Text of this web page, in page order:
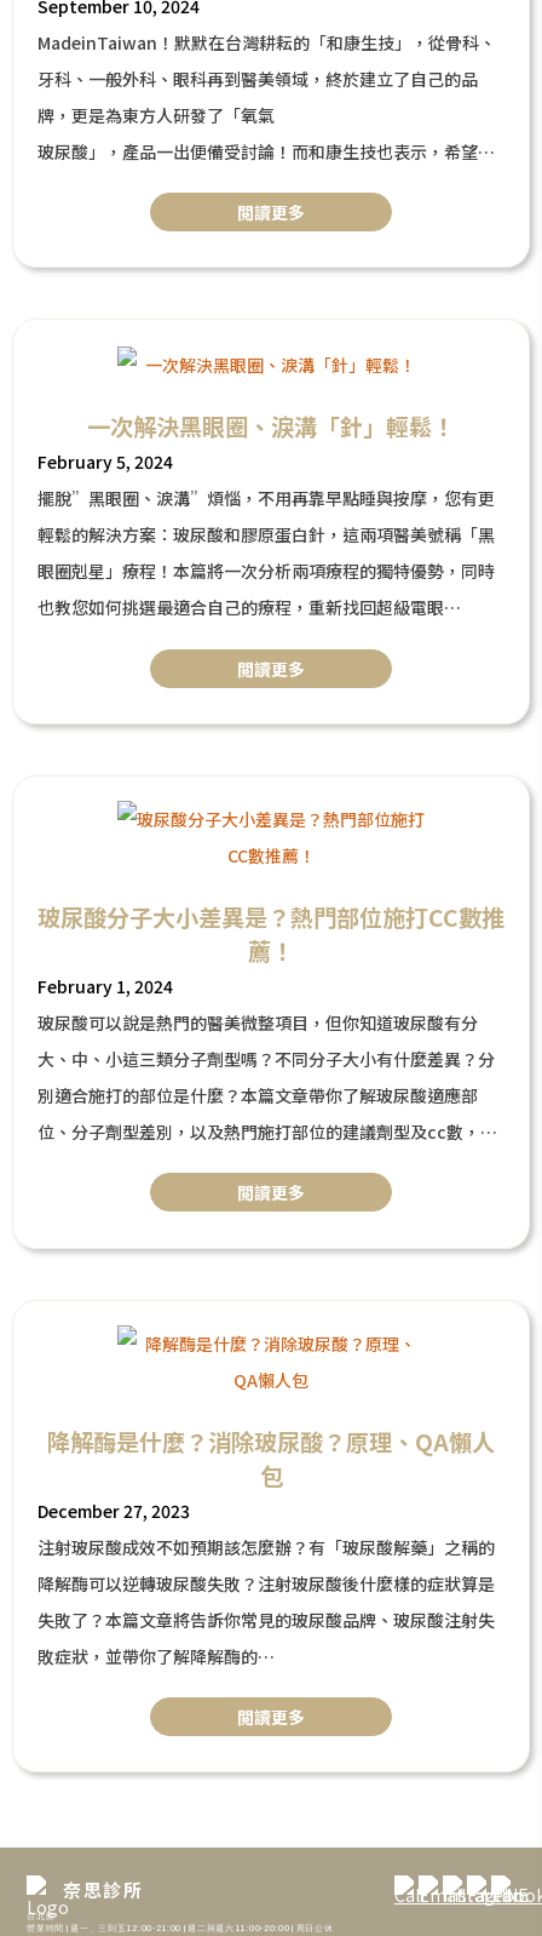
September 10, 2024
MadeinTaiwan！默默在台灣耕耘的「和康生技」，從骨科、
牙科、一般外科、眼科再到醫美領域，終於建立了自己的品
牌，更是為東方人研發了「氧氣
玻尿酸」，產品一出便備受討論！而和康生技也表示，希望此
產品能夠提供給更多受眾使用，希望大家都能夠用得安心，因
此在研發的過程中也是格外的細心及琢磨。「氧氣玻尿酸」採
上多了一個更安心的選擇！今天就一起來了解一下關於「氧氣
閲讀更多
一次解決黑眼圈、淚溝「針」輕鬆！
February 5, 2024
擺脫”黑眼圈、淚溝”煩惱，不用再靠早點睡與按摩，您有更
輕鬆的解決方案：玻尿酸和膠原蛋白針，這兩項醫美號稱「黑
眼圈剋星」療程！本篇將一次分析兩項療程的獨特優勢，同時
也教您如何挑選最適合自己的療程，重新找回超級電眼
閲讀更多
玻尿酸分子大小差異是？熱門部位施打CC數推
薦！
February 1, 2024
玻尿酸可以說是熱門的醫美微整項目，但你知道玻尿酸有分
大、中、小這三類分子劑型嗎？不同分子大小有什麼差異？分
別適合施打的部位是什麼？本篇文章帶你了解玻尿酸適應部
位、分子劑型差別，以及熱門施打部位的建議劑型及cc數，最
後比較四大玻尿酸品牌。
閲讀更多
降解酶是什麼？消除玻尿酸？原理、QA懶人
包
December 27, 2023
注射玻尿酸成效不如預期該怎麼辦？有「玻尿酸解藥」之稱的
降解酶可以逆轉玻尿酸失敗？注射玻尿酸後什麼樣的症狀算是
失敗了？本篇文章將告訴你常見的玻尿酸品牌、玻尿酸注射失
敗症狀，並帶你了解降解酶的
作用原理、使用時機，以及玻尿酸與降解酶QA懶人包。
閲讀更多
奈思診所
台北館
營業時間 | 週一、三到五12:00-21:00 | 週二與週六11:00-20:00 | 周日公休